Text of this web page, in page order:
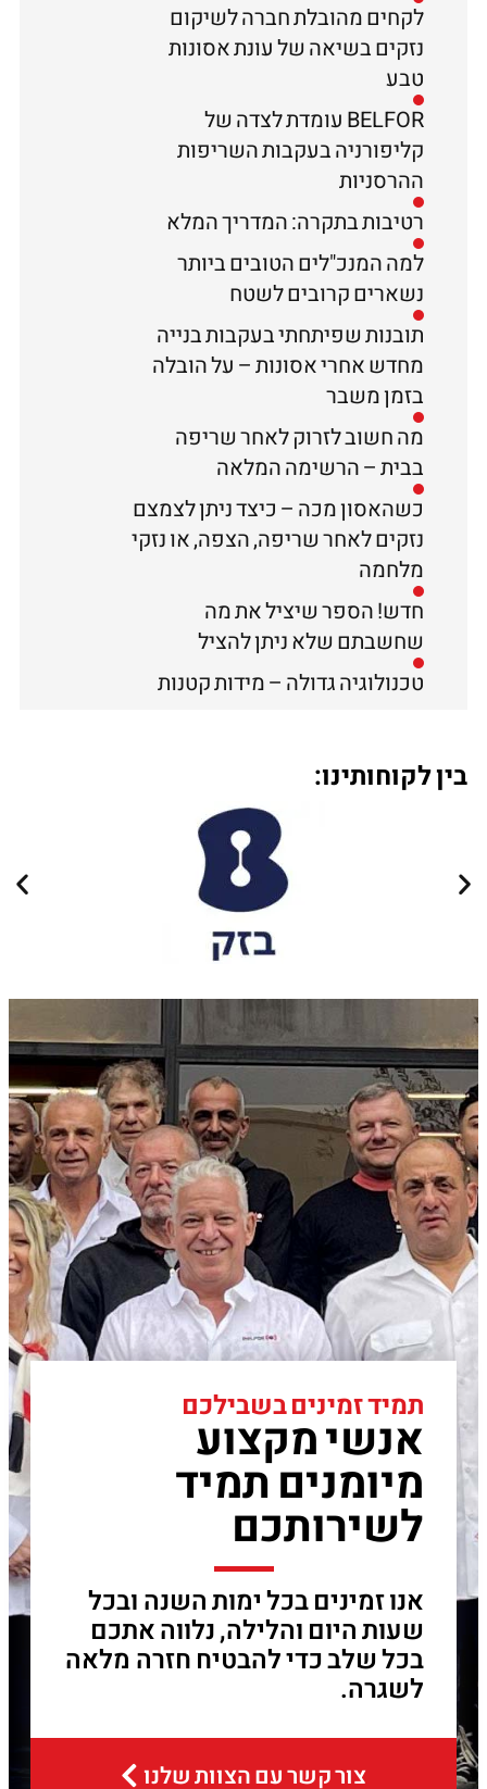
לקחים מהובלת חברה לשיקום
נזקים בשיאה של עונת אסונות
טבע
BELFOR עומדת לצדה של
קליפורניה בעקבות השריפות
ההרסניות
רטיבות בתקרה: המדריך המלא
למה המנכ"לים הטובים ביותר
נשארים קרובים לשטח
תובנות שפיתחתי בעקבות בנייה
מחדש אחרי אסונות – על הובלה
בזמן משבר
מה חשוב לזרוק לאחר שריפה
בבית – הרשימה המלאה
כשהאסון מכה – כיצד ניתן לצמצם
נזקים לאחר שריפה, הצפה, או נזקי
מלחמה
חדש! הספר שיציל את מה
שחשבתם שלא ניתן להציל
טכנולוגיה גדולה – מידות קטנות
בין לקוחותינו:
תמיד זמינים בשבילכם
אנשי מקצוע
מיומנים תמיד
לשירותכם
אנו זמינים בכל ימות השנה ובכל
שעות היום והלילה, נלווה אתכם
בכל שלב כדי להבטיח חזרה מלאה
לשגרה.
צור קשר עם הצוות שלנו